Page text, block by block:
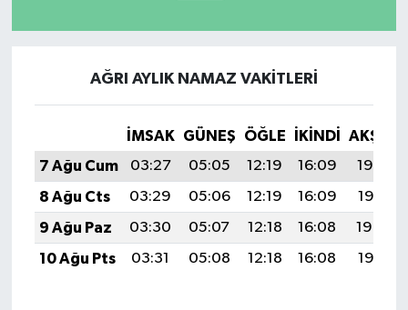
AĞRI AYLIK NAMAZ VAKITLERI
İMSAK GÜNEŞ ÖĞLE İKINDI
AKŞAM
7 Ağu Cum
03:27 05:05 12:19 16:09
19:22
8 Ağu Cts
03:29 05:06 12:19 16:09
19:21
9 Ağu Paz
03:30 05:07 12:18 16:08
19:20
10 Ağu Pts
03:31 05:08 12:18 16:08 19:19